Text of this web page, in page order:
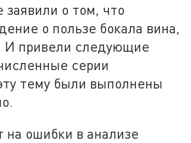
о том, что
о пользе бокала вина,
И привели следующие
серии
тему были выполнены
ошибки в анализе